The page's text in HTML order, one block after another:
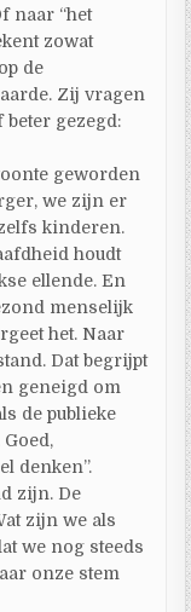
naar “het
zowat
de
Zij vragen
gezegd:
geworden
we zijn er
kinderen.
houdt
ellende. En
menselijk
het. Naar
Dat begrijpt
geneigd om
de publieke
Goed,
denken”.
zijn. De
zijn we als
we nog steeds
onze stem